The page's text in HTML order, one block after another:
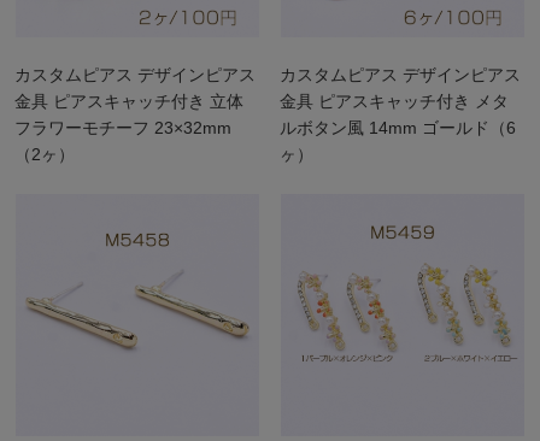
カスタムピアス デザインピアス
金具 ピアスキャッチ付き 立体
フラワーモチーフ 23×32mm
（2ヶ）
カスタムピアス デザインピアス
金具 ピアスキャッチ付き メタ
ルボタン風 14mm ゴールド（6
ヶ）